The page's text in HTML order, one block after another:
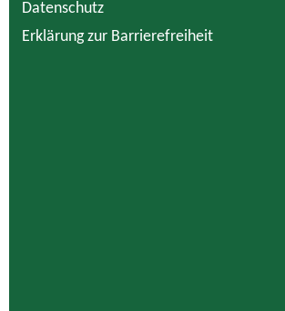
Datenschutz
Erklärung zur Barrierefreiheit